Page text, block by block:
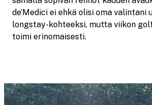
de’Medici ei ehkä olisi oma valintani
longstay-kohteeksi, mutta viikon
toimi erinomaisesti.